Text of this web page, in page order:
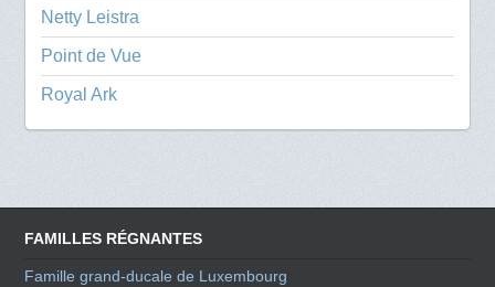
Netty Leistra
Point de Vue
Royal Ark
FAMILLES RÉGNANTES
Famille grand-ducale de Luxembourg